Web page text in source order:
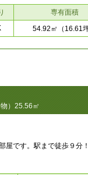
専有面積
54.92㎡ （16.61
）25.56㎡
屋です。駅まで徒歩９分